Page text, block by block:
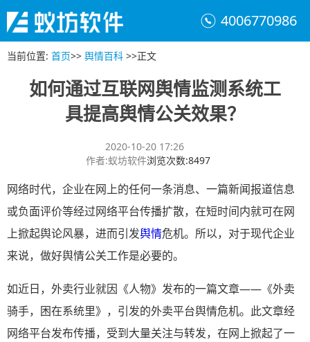
4006770986
当前位置: 首页>> 舆情百科 >>正文
如何通过互联网舆情监测系统工
具提高舆情公关效果？
2020-10-20 17:26
作者:蚁坊软件浏览次数:8497
网络时代，企业在网上的任何一条消息、一篇新闻报道信息
或负面评价等经过网络平台传播扩散，在短时间内就可在网
上掀起舆论风暴，进而引发舆情危机。所以，对于现代企业
来说，做好舆情公关工作是必要的。
如近日，外卖行业就因《人物》发布的一篇文章——《外卖
骑手，困在系统里》，引发的外卖平台舆情危机。此文章经
网络平台发布传播，受到大量关注与转发，在网上掀起了一